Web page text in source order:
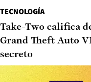
TECNOLOGÍA
Take-Two califica
Grand Theft Auto
secreto